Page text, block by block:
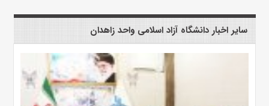
سایر اخبار دانشگاه آزاد اسلامی واحد زاهدان